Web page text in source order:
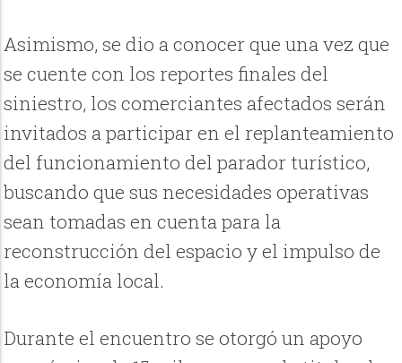
Asimismo, se dio a conocer que una vez que
se cuente con los reportes finales del
siniestro, los comerciantes afectados serán
invitados a participar en el replanteamiento
del funcionamiento del parador turístico,
buscando que sus necesidades operativas
sean tomadas en cuenta para la
reconstrucción del espacio y el impulso de
la economía local.
Durante el encuentro se otorgó un apoyo